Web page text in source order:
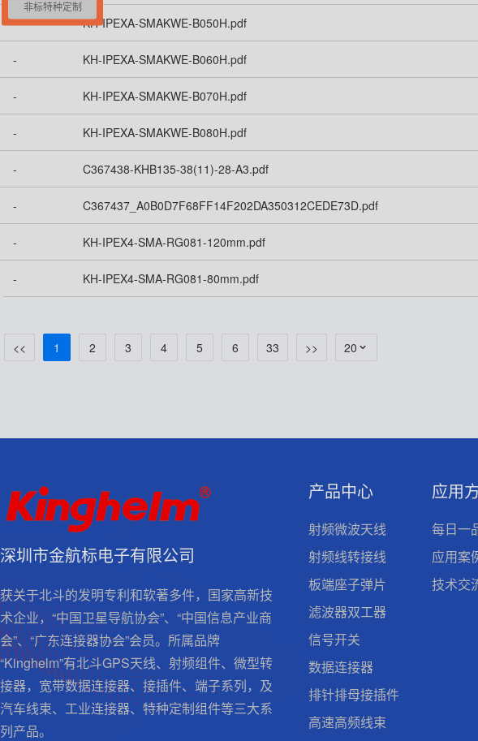
- KH-IPEXA-SMAKWE-B050H.pdf
- KH-IPEXA-SMAKWE-B060H.pdf
- KH-IPEXA-SMAKWE-B070H.pdf
- KH-IPEXA-SMAKWE-B080H.pdf
- C367438-KHB135-38(11)-28-A3.pdf
- C367437_A0B0D7F68FF14F202DA350312CEDE73D.pdf
- KH-IPEX4-SMA-RG081-120mm.pdf
- KH-IPEX4-SMA-RG081-80mm.pdf
<< 1 2 3 4 5 6 33 >> 20
深圳市金航标电子有限公司
获关于北斗的发明专利和软著多件，国家高新技
术企业，“中国卫星导航协会”、“中国信息产业商
会”、“广东连接器协会”会员。所属品牌
“Kinghelm”有北斗GPS天线、射频组件、微型转
接器，宽带数据连接器、接插件、端子系列，及
汽车线束、工业连接器、特种定制组件等三大系
列产品。
产品中心
射频微波天线
射频线转接线
板端座子弹片
滤波器双工器
信号开关
数据连接器
排针排母接插件
高速高频线束
应用
每日一
应用案
技术交
非标特种定制